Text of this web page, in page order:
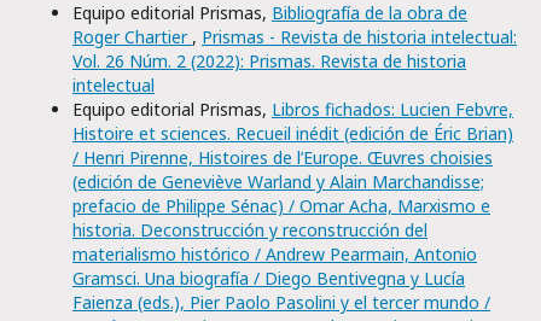
Equipo editorial Prismas, Bibliografía de la obra de
Roger Chartier , Prismas - Revista de historia intelectual:
Vol. 26 Núm. 2 (2022): Prismas. Revista de historia
intelectual
Equipo editorial Prismas, Libros fichados: Lucien Febvre,
Histoire et sciences. Recueil inédit (edición de Éric Brian)
/ Henri Pirenne, Histoires de l’Europe. Œuvres choisies
(edición de Geneviève Warland y Alain Marchandisse;
prefacio de Philippe Sénac) / Omar Acha, Marxismo e
historia. Deconstrucción y reconstrucción del
materialismo histórico / Andrew Pearmain, Antonio
Gramsci. Una biografía / Diego Bentivegna y Lucía
Faienza (eds.), Pier Paolo Pasolini y el tercer mundo /